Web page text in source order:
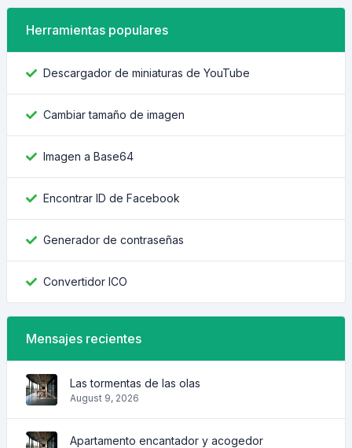
Herramientas populares
Descargador de miniaturas de YouTube
Cambiar tamaño de imagen
Imagen a Base64
Encontrar ID de Facebook
Generador de contraseñas
Convertidor ICO
Mensajes recientes
Las tormentas de las olas
August 9, 2026
Apartamento encantador y acogedor